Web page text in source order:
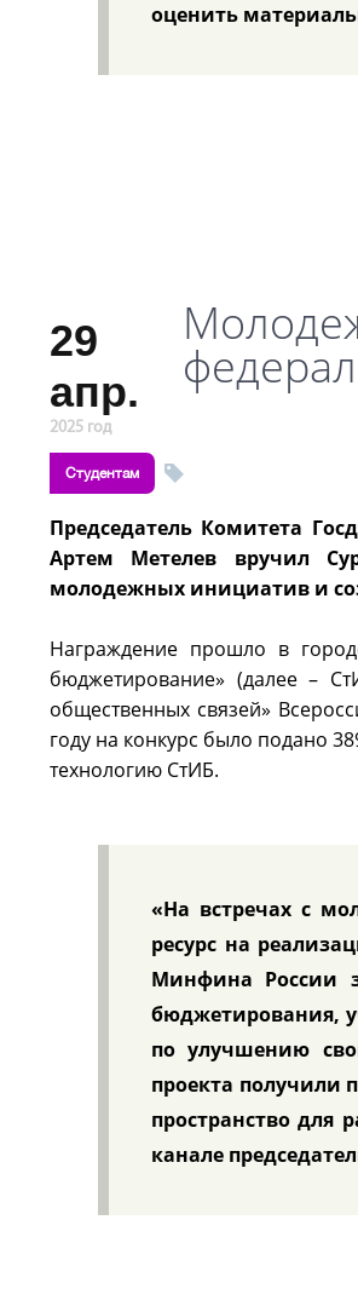
оценить
29
апр.
2025 год
Студентам
Председатель Комитета
Артем Метелев вручил
молодежных инициатив и
Награждение прошло в
бюджетирование» (далее –
общественных связей»
году на конкурс было подано
технологию СтИБ.
«На встречах с
ресурс на
Минфина России
бюджетирования,
по улучшению
проекта получили
пространство для
канале